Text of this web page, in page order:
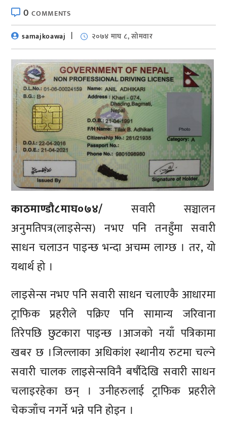
0COMMENTS
samajkoawaj
२०७४ माघ ८, सोमवार
काठमाण्डाै८माघ०७४/ सवारी सञ्चालन
अनुमतिपत्र(लाइसेन्स) नभए पनि तनहुँमा सवारी
साधन चलाउन पाइन्छ भन्दा अचम्म लाग्छ । तर, यो
यथार्थ हो ।
लाइसेन्स नभए पनि सवारी साधन चलाएकै आधारमा
ट्राफिक प्रहरीले पक्रिए पनि सामान्य जरिवाना
तिरेपछि छुटकारा पाइन्छ ।आजको नयाँ पत्रिकामा
खबर छ ।जिल्लाका अधिकांश स्थानीय रुटमा चल्ने
सवारी चालक लाइसेन्सविनै बर्षौदेखि सवारी साधन
चलाइरहेका छन् । उनीहरुलाई ट्राफिक प्रहरीले
चेकजाँच नगर्ने भन्ने पनि होइन ।